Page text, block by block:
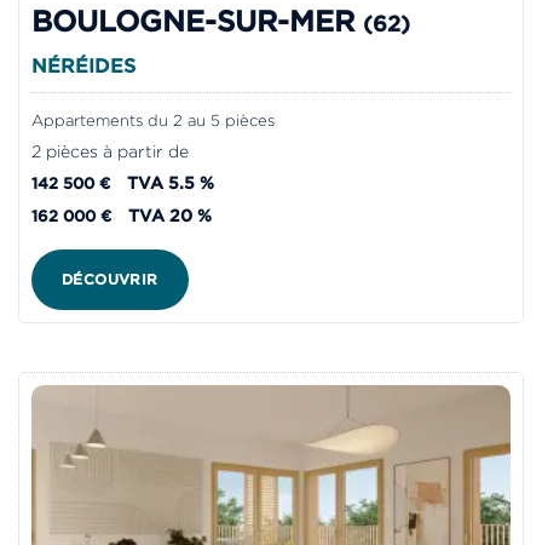
BOULOGNE-SUR-MER (62)
NÉRÉIDES
Appartements du 2 au 5 pièces
2 pièces à partir de
142 500 € TVA 5.5 %
162 000 € TVA 20 %
DÉCOUVRIR